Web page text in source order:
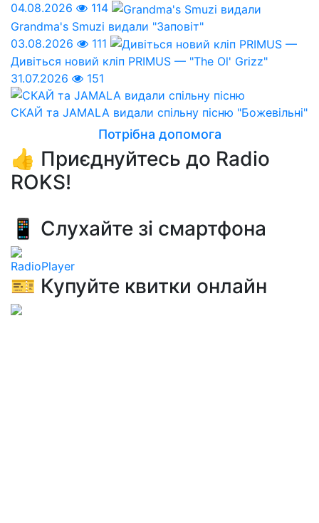
04.08.2026
114
Grandma's Smuzi видали "Заповіт"
03.08.2026
111
Дивіться новий кліп PRIMUS — "The Ol' Grizz"
31.07.2026
151
СКАЙ та JAMALA видали спільну пісню "Божевільні"
Потрібна допомога
👍 Приєднуйтесь до Radio
ROKS!
📱 Слухайте зі смартфона
RadioPlayer
🎫 Купуйте квитки онлайн